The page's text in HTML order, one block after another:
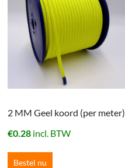
2 MM Geel koord (per meter)
€0.28 incl. BTW
Bestel nu